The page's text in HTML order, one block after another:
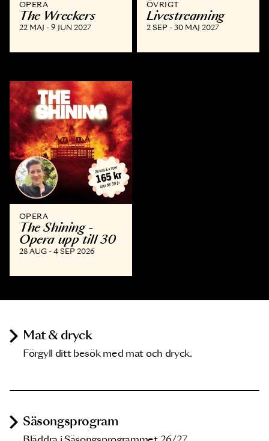
OPERA
The Wreckers
22 MAJ - 9 JUN 2027
ÖVRIGT
Livestreaming
2 SEP - 30 MAJ 2027
OPERA
The Shining -
Opera upp till 30
28 AUG - 4 SEP 2026
Mat & dryck
Förgyll ditt besök med mat och dryck.
Säsongsprogram